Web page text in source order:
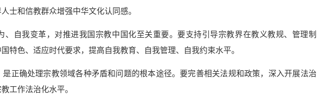
士和信教群众增强中华文化认同感。
、自我变革，对推进我国宗教中国化至关重要。要支持引导宗教界在教义教规、管理制
特色、适应时代要求，提高自我教育、自我管理、自我约束水平。
正确处理宗教领域各种矛盾和问题的根本途径。要完善相关法规和政策，深入开展法治
工作法治化水平。